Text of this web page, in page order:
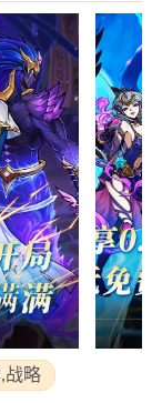
创意画面。角色造
就足以让人心动。
具与装备系统，以
体验极致乐趣。
无尽的可能性;
真正的“对抗之路”;
一律，每一关都充
卡机会，稀有装
，爆率优于同类产
战略